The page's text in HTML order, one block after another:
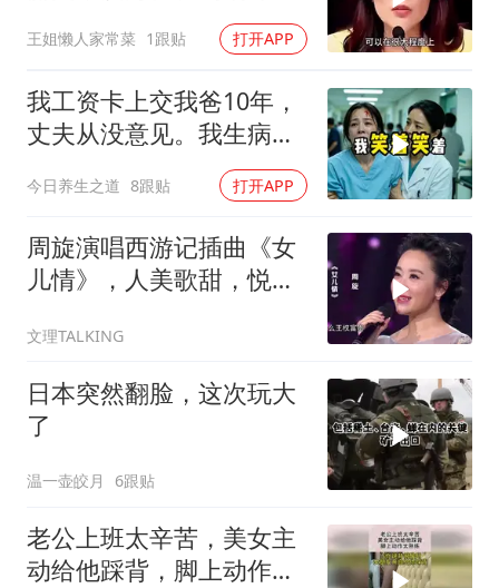
王姐懒人家常菜 1跟贴 打开APP
我工资卡上交我爸10年，
丈夫从没意见。我生病住
今日养生之道 8跟贴 打开APP
周旋演唱西游记插曲《女
儿情》，人美歌甜，悦耳
文理TALKING
日本突然翻脸，这次玩大
了
温一壶皎月 6跟贴
老公上班太辛苦，美女主
动给他踩背，脚上动作太